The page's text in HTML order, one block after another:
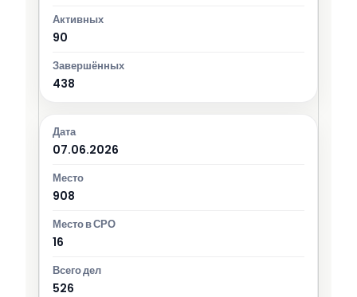
90
438
07.06.2026
908
16
526